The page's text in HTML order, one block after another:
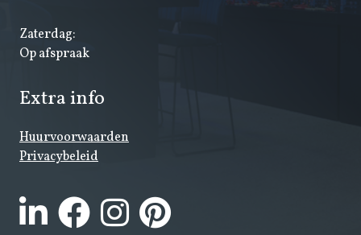
Zaterdag:
Op afspraak
Extra info
Huurvoorwaarden
Privacybeleid